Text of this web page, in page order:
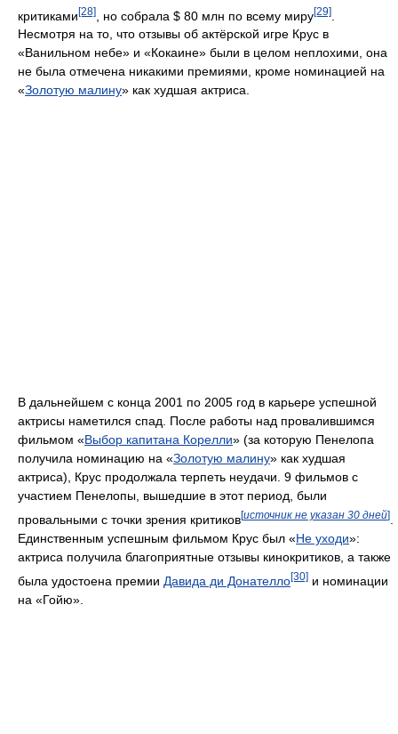
критиками[28] , но собрала $ 80 млн по всему миру[29]
Несмотря на то, что отзывы об актёрской игре Крус в
«Ванильном небе» и «Кокаине» были в целом неплохими, она
не была отмечена никакими премиями, кроме номинацией на
«Золотую малину» как худшая актриса.
В дальнейшем с конца 2001 по 2005 год в карьере успешной
актрисы наметился спад. После работы над провалившимся
фильмом «Выбор капитана Корелли» (за которую Пенелопа
получила номинацию на «Золотую малину» как худшая
актриса), Крус продолжала терпеть неудачи. 9 фильмов с
участием Пенелопы, вышедшие в этот период, были
провальными с точки зрения критиков[источник не указан 30 дней]
Единственным успешным фильмом Крус был «Не уходи»:
актриса получила благоприятные отзывы кинокритиков, а также
была удостоена премии Давида ди Донателло[30] и номинации
на «Гойю».